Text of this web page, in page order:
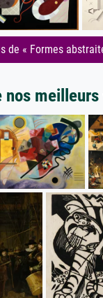
de « Formes
nos